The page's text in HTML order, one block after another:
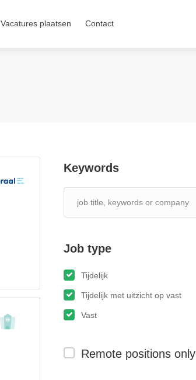
Vacatures plaatsen Contact
Keywords
Job type
Tijdelijk
Tijdelijk met uitzicht op vast
Vast
Remote positions only